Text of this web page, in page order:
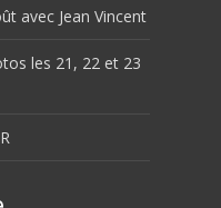
avec Jean Vincent
les 21, 22 et 23